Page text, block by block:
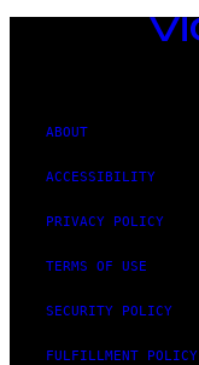
VICE
MEDIA
ABOUT
ACCESSIBILITY
PRIVACY POLICY
TERMS OF USE
SECURITY POLICY
FULFILLMENT POLICY